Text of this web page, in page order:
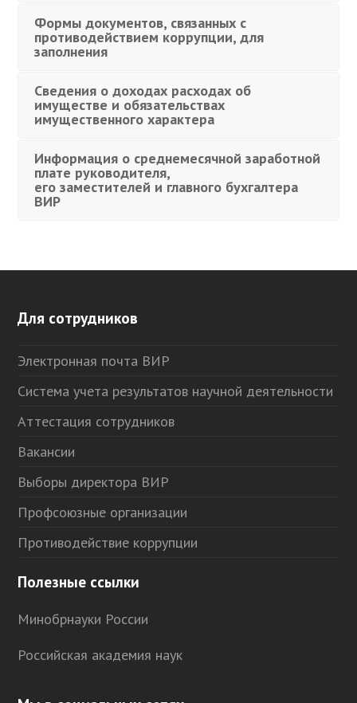
Формы документов, связанных с
противодействием коррупции, для
заполнения
Сведения о доходах расходах об
имуществе и обязательствах
имущественного характера
Информация о среднемесячной заработной
плате руководителя,
его заместителей и главного бухгалтера
ВИР
Для сотрудников
Электронная почта ВИР
Система учета результатов научной деятельности
Аттестация сотрудников
Вакансии
Выборы директора ВИР
Профсоюзные организации
Противодействие коррупции
Полезные ссылки
Минобрнауки России
Российская академия наук